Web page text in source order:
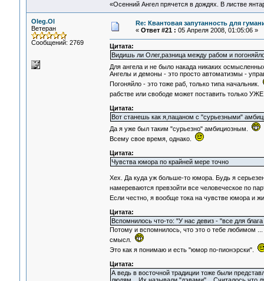
«Осенний Ангел прячется в дождях. В листве
Oleg.Ol
Ветеран
Сообщений: 2769
Re: Квантовая запутанность для
« Ответ #21 : 05 Апреля 2008, 01:05:06 »
Цитата:
Видишь ли Олег,разница между рабом и
Для ангела и не было накада никаких
Ангелы и демоны - это просто автоматизмы -
Погоняйло - это тоже раб, только типа начальник.
рабстве или свободе может поставить только
Цитата:
Вот станешь как я,пацаном с "сурьезными"
Да я уже был таким "сурьезно" амбициозным.
Всему свое время, однако.
Цитата:
Чувства юмора по крайней мере точно
Хех. Да куда уж больше-то юмора. Будь я
намереваются превзойти все человеческое по
Если честно, я вообще тока на чувстве юмора и
Цитата:
Вспомнилось что-то: "У нас девиз - "все для
Потому и вспомнилось, что это о тебе любимом ...
смысл.
Это как я понимаю и есть "юмор по-пионэрски".
Цитата:
А ведь в восточной традиции тоже были